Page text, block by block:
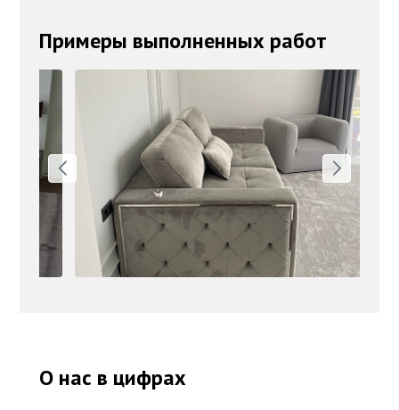
Примеры выполненных работ
О нас в цифрах